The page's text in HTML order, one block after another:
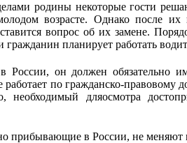
родины некоторые гости
возрасте. Однако после
вопрос об их замене.
гражданин планирует работать
России, он должен обязательно
по гражданско-правовому
дляосмотра
прибывающие в России, не меняют